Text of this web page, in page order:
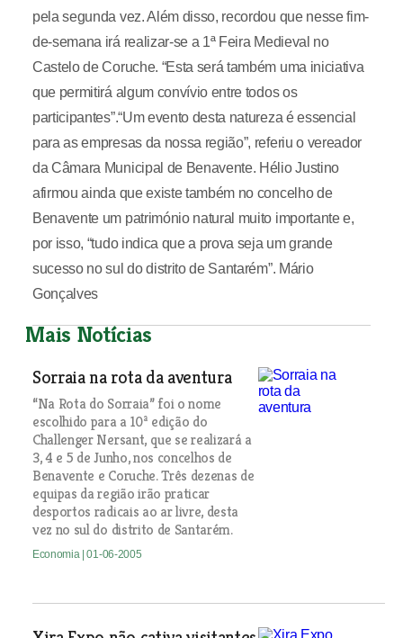
pela segunda vez. Além disso, recordou que nesse fim-
de-semana irá realizar-se a 1ª Feira Medieval no
Castelo de Coruche. “Esta será também uma iniciativa
que permitirá algum convívio entre todos os
participantes”.“Um evento desta natureza é essencial
para as empresas da nossa região”, referiu o vereador
da Câmara Municipal de Benavente. Hélio Justino
afirmou ainda que existe também no concelho de
Benavente um património natural muito importante e,
por isso, “tudo indica que a prova seja um grande
sucesso no sul do distrito de Santarém”. Mário
Gonçalves
Mais Notícias
Sorraia na rota da aventura
“Na Rota do Sorraia” foi o nome
escolhido para a 10ª edição do
Challenger Nersant, que se realizará a
3, 4 e 5 de Junho, nos concelhos de
Benavente e Coruche. Três dezenas de
equipas da região irão praticar
desportos radicais ao ar livre, desta
vez no sul do distrito de Santarém.
Economia | 01-06-2005